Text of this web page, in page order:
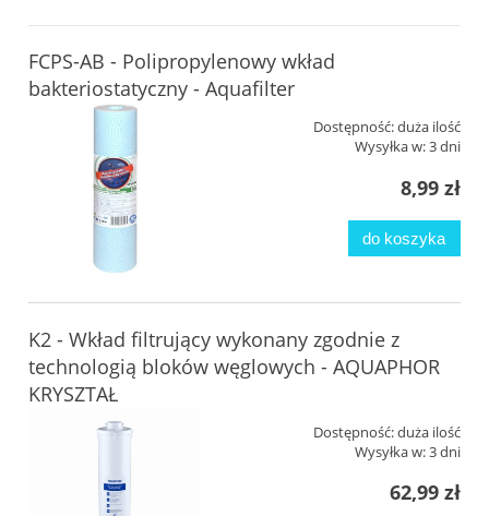
FCPS-AB - Polipropylenowy wkład
bakteriostatyczny - Aquafilter
Dostępność:duża ilość
Wysyłka w:3 dni
8,99 zł
do koszyka
K2 - Wkład filtrujący wykonany zgodnie z
technologią bloków węglowych - AQUAPHOR
KRYSZTAŁ
Dostępność:duża ilość
Wysyłka w:3 dni
62,99 zł